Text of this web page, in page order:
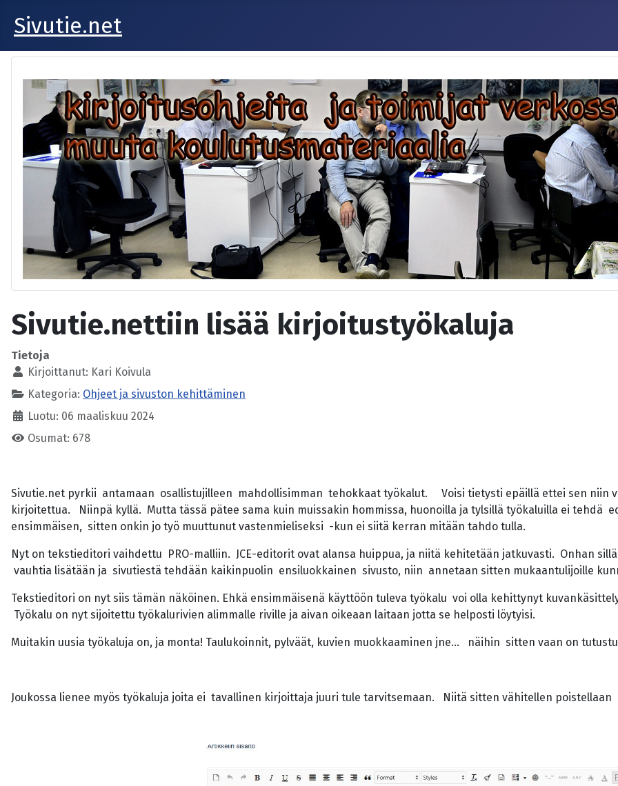
Sivutie.net
Sivutie.nettiin lisää kirjoitustyökaluja
Tietoja
Kirjoittanut: Kari Koivula
Kategoria: Ohjeet ja sivuston kehittäminen
Luotu: 06 maaliskuu 2024
Osumat: 678
Sivutie.net pyrkii antamaan osallistujilleen mahdollisimman tehokkaat työkalut. Voisi tietysti epäillä ettei sen niin
kirjoitettua. Niinpä kyllä. Mutta tässä pätee sama kuin muissakin hommissa, huonoilla ja tylsillä työkaluilla ei tehdä
ensimmäisen, sitten onkin jo työ muuttunut vastenmieliseksi -kun ei siitä kerran mitään tahdo tulla.
Nyt on tekstieditori vaihdettu PRO-malliin. JCE-editorit ovat alansa huippua, ja niitä kehitetään jatkuvasti. Onhan
vauhtia lisätään ja sivutiestä tehdään kaikinpuolin ensiluokkainen sivusto, niin annetaan sitten mukaantulijoille
Tekstieditori on nyt siis tämän näköinen. Ehkä ensimmäisenä käyttöön tuleva työkalu voi olla kehittynyt
Työkalu on nyt sijoitettu työkalurivien alimmalle riville ja aivan oikeaan laitaan jotta se helposti löytyisi.
Muitakin uusia työkaluja on, ja monta! Taulukoinnit, pylväät, kuvien muokkaaminen jne... näihin sitten vaan on
Joukossa lienee myös työkaluja joita ei tavallinen kirjoittaja juuri tule tarvitsemaan. Niitä sitten vähitellen poistellaan